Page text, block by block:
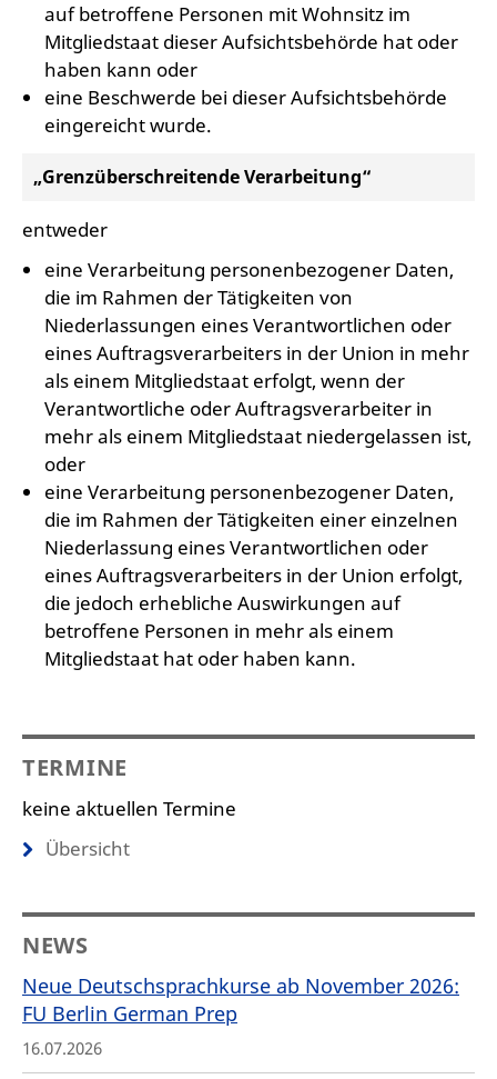
auf betroffene Personen mit Wohnsitz im
Mitgliedstaat dieser Aufsichtsbehörde hat oder
haben kann oder
eine Beschwerde bei dieser Aufsichtsbehörde
eingereicht wurde.
„Grenzüberschreitende Verarbeitung“
entweder
eine Verarbeitung personenbezogener Daten,
die im Rahmen der Tätigkeiten von
Niederlassungen eines Verantwortlichen oder
eines Auftragsverarbeiters in der Union in mehr
als einem Mitgliedstaat erfolgt, wenn der
Verantwortliche oder Auftragsverarbeiter in
mehr als einem Mitgliedstaat niedergelassen ist,
oder
eine Verarbeitung personenbezogener Daten,
die im Rahmen der Tätigkeiten einer einzelnen
Niederlassung eines Verantwortlichen oder
eines Auftragsverarbeiters in der Union erfolgt,
die jedoch erhebliche Auswirkungen auf
betroffene Personen in mehr als einem
Mitgliedstaat hat oder haben kann.
TERMINE
keine aktuellen Termine
Übersicht
NEWS
Neue Deutschsprachkurse ab November 2026:
FU Berlin German Prep
16.07.2026